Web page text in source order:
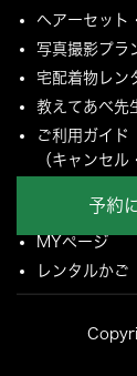
予約
ヘアーセット
写真撮影プラ
宅配着物レン
教えてあべ先
ご利用ガイド
（キャンセ
ご配送とご返
MYページ
レンタルかご